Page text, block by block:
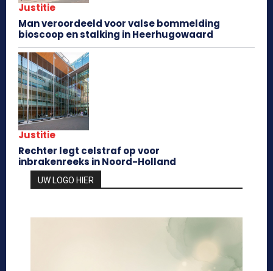
Justitie
Man veroordeeld voor valse bommelding
bioscoop en stalking in Heerhugowaard
Justitie
Rechter legt celstraf op voor
inbrakenreeks in Noord-Holland
UW LOGO HIER